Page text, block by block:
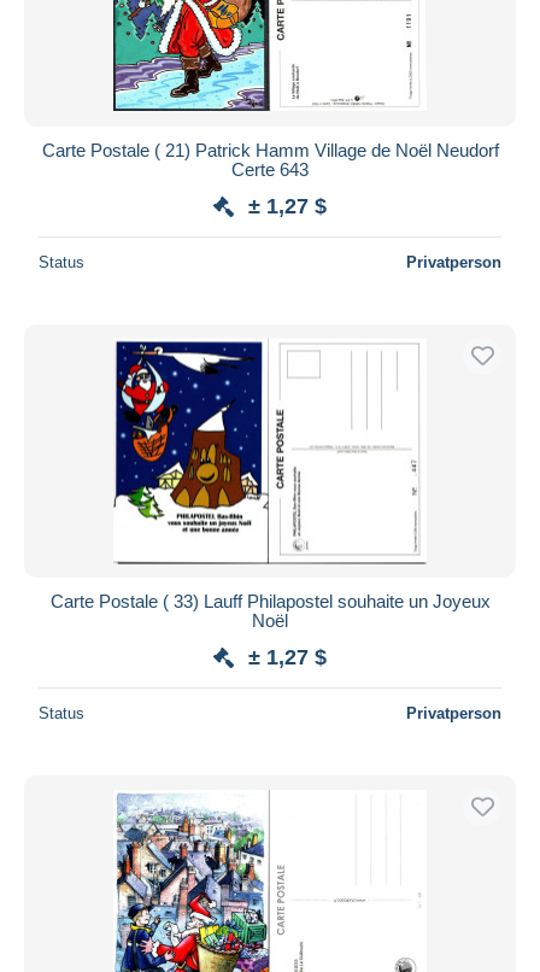
Carte Postale ( 21) Patrick Hamm Village de Noël Neudorf
Certe 643
± 1,27 $
Status Privatperson
Carte Postale ( 33) Lauff Philapostel souhaite un Joyeux
Noël
± 1,27 $
Status Privatperson